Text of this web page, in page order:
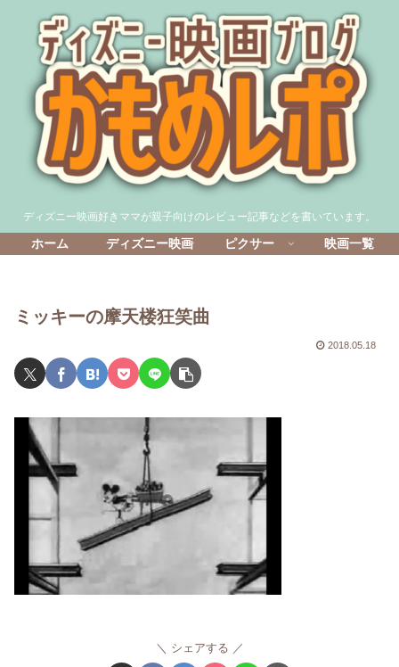
ディズニー映画好きママが親子向けのレビュー記事などを書いています。
ホーム ディズニー映画 ピクサー 映画一覧
ミッキーの摩天楼狂笑曲
2018.05.18
シェアする